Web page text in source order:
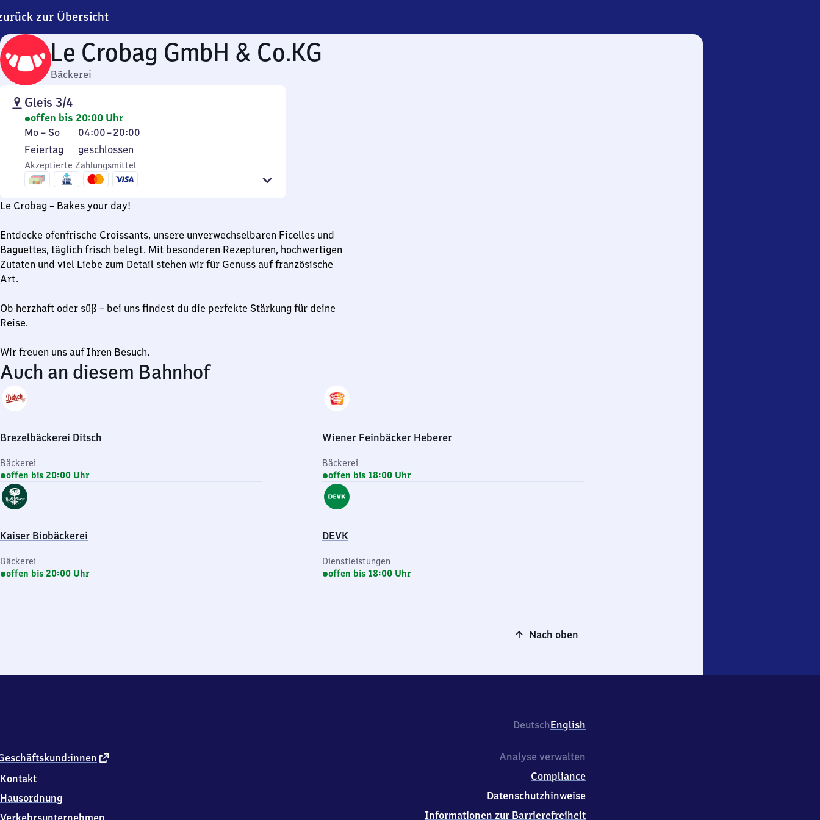
zur Übersicht
Le Crobag GmbH & Co.KG
Bäckerei
Gleis 3/4
offen bis 20:00 Uhr
Montag
bis
Sonntag
Mo – So 04:00–20:00
Von
4
Uhr
bis
20
Uhr
Feiertag
Feiertag geschlossen
Akzeptierte Zahlungsmittel
Le Crobag – Bakes your day!
Entdecke ofenfrische Croissants, unsere unverwechselbaren Ficelles und
Baguettes, täglich frisch belegt. Mit besonderen Rezepturen, hochwertigen
Zutaten und viel Liebe zum Detail stehen wir für Genuss auf französische
Art.
Ob herzhaft oder süß – bei uns findest du die perfekte Stärkung für deine
Reise.
Wir freuen uns auf Ihren Besuch.
Auch an diesem Bahnhof
Brezelbäckerei Ditsch
Bäckerei
offen bis 20:00 Uhr
Wiener Feinbäcker Heberer
Bäckerei
offen bis 18:00 Uhr
Kaiser Biobäckerei
Bäckerei
offen bis 20:00 Uhr
DEVK
Dienstleistungen
offen bis 18:00 Uhr
Nach oben
DeutschEnglish
externer
Kontakt
Hausordnung
Verkehrsunternehmen
Analyse verwalten
Compliance
Datenschutzhinweise
Informationen zur Barrierefreiheit